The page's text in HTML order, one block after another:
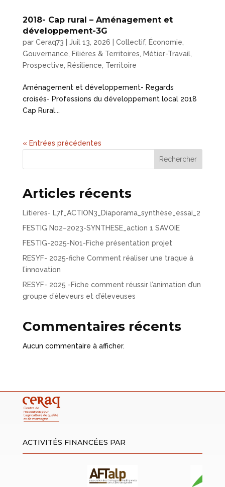
2018- Cap rural – Aménagement et
développement-3G
par Ceraq73 Juil 13, 2026 Collectif, Économie
Gouvernance, Filières & Territoires
Métier-Travail,
Prospective
Résilience Territoire
Aménagement et développement- Regards
croisés- Professions du développement local 2018
Cap Rural...
« Entrées précédentes
Rechercher
Articles récents
Litieres- L7f_ACTION3_Diaporama_synthèse_essai_2
FESTIG N02–2023-SYNTHESE_action 1 SAVOIE
FESTIG-2025-N01-Fiche présentation projet
RESYF- 2025-fiche Comment réaliser une traque à
l’innovation
RESYF- 2025 -Fiche comment réussir l’animation d’un
groupe d’éleveurs et d’éleveuses
Commentaires récents
Aucun commentaire à afficher.
ACTIVITÉS FINANCÉES PAR